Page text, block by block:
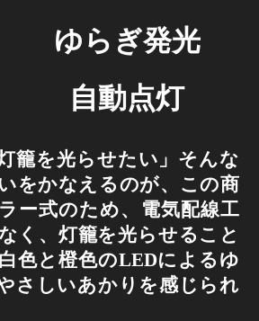
ゆらぎ発光
自動点灯
籠を光らせたい」そんな
をかなえるのが、この商
ー式のため、電気配線工
く、灯籠を光らせること
色と橙色のLEDによるゆ
さしいあかりを感じられ